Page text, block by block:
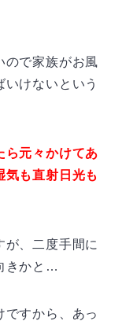
ので家族がお風
けないという
ら元々かけてあ
気も直射日光も
が、二度手間に
きかと…
ですから、あっ